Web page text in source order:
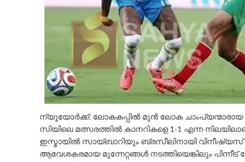
ന്യൂയോർക്ക്: ലോകകപ്പിൽ മുൻ ലോക ചാംപ്യന്മാരായ
സിയിലെ മത്സരത്തിൽ കാനറികളെ 1-1 എന്ന
ഇസ്മായിൽ സായ്ബാറിയും ബ്രസീലിനായി
ആവേശകരമായ മുന്നേറ്റങ്ങൾ നടത്തിയെങ്കിലും